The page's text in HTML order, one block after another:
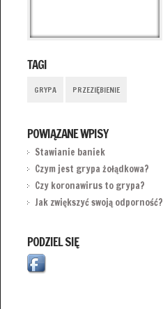
TAGI
GRYPA PRZEZIĘBIENIE
POWIĄZANE WPISY
Stawianie baniek
Czym jest grypa żołądkowa?
Czy koronawirus to grypa?
Jak zwiększyć swoją odporność?
PODZIEL SIĘ